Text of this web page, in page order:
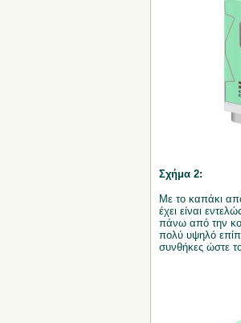
Σχήμα 2:
Με το καπάκι
έχει είναι
πάνω από την
πολύ υψηλό
συνθήκες ώστε